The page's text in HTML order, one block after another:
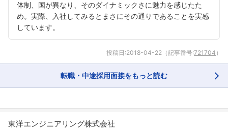
こちらの企業もフォローしませんか？
体制、国が異なり、そのダイナミックさに魅力を感じたた
め。実際、入社してみるとまさにその通りであることを実感
しています。
投稿日:2018-04-22 （記事番号:721704 ）
転職・中途採用面接をもっと読む
東洋エンジニアリング株式会社